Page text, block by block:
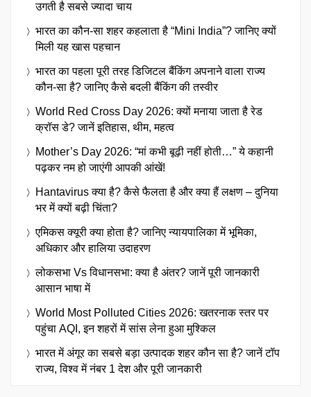
उगती है सबसे ज्यादा चाय
भारत का कौन-सा शहर कहलाता है “Mini India”? जानिए क्यों
मिली यह खास पहचान
भारत का पहला पूरी तरह डिजिटल बैंकिंग अपनाने वाला राज्य
कौन-सा है? जानिए कैसे बदली बैंकिंग की तस्वीर
World Red Cross Day 2026: क्यों मनाया जाता है रेड
क्रॉस डे? जानें इतिहास, थीम, महत्व
Mother’s Day 2026: “मां कभी बूढ़ी नहीं होती…” ये कहानी
पढ़कर नम हो जाएंगी आपकी आंखें!
Hantavirus क्या है? कैसे फैलता है और क्या हैं लक्षण – दुनिया
भर में क्यों बढ़ी चिंता?
एमिकस क्यूरी क्या होता है? जानिए न्यायपालिका में भूमिका,
अधिकार और हालिया उदाहरण
लोकसभा Vs विधानसभा: क्या है अंतर? जानें पूरी जानकारी
आसान भाषा में
World Most Polluted Cities 2026: खतरनाक स्तर पर
पहुंचा AQI, इन शहरों में सांस लेना हुआ मुश्किल
भारत में अंगूर का सबसे बड़ा उत्पादक शहर कौन सा है? जानें टॉप
राज्य, विश्व में नंबर 1 देश और पूरी जानकारी